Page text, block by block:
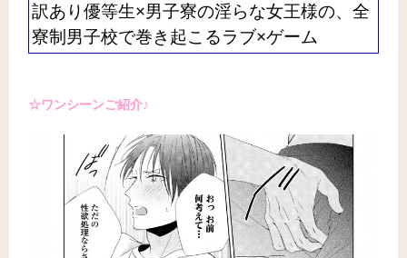
訳あり優等生×男子寮の淫らな女王様の、全
寮制男子校で巻き起こるラブ×ゲーム
☆ワンシーンご紹介♪